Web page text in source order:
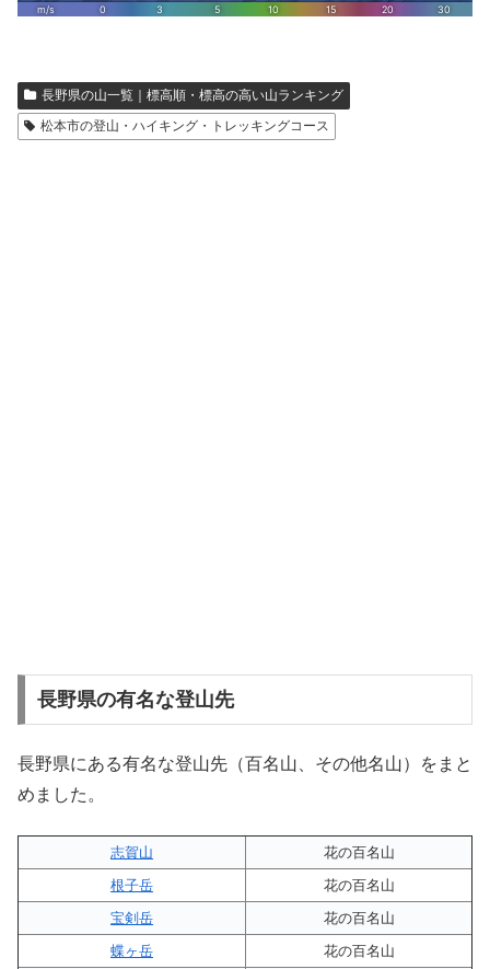
長野県の山一覧｜標高順・標高の高い山ランキング
松本市の登山・ハイキング・トレッキングコース
長野県の有名な登山先
長野県にある有名な登山先（百名山、その他名山）をまと
めました。
志賀山
花の百名山
根子岳
花の百名山
宝剣岳
花の百名山
蝶ヶ岳
花の百名山